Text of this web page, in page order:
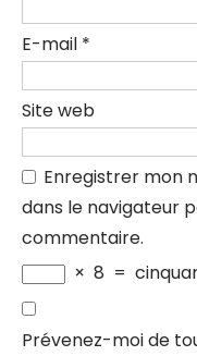
E-mail *
Site web
Enregistrer mon
dans le navigateur
commentaire.
× 8 =
Prévenez-moi de